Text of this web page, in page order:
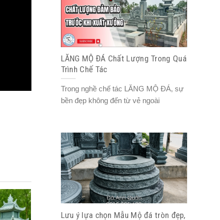
LĂNG MỘ ĐÁ Chất Lượng Trong Quá
Trình Chế Tác
Trong nghề chế tác LĂNG MỘ ĐÁ, sự
bền đẹp không đến từ vẻ ngoài
Lưu ý lựa chọn Mẫu Mộ đá tròn đẹp,